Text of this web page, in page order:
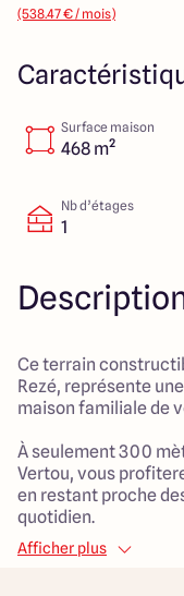
Maisons
23 Rue du Bel air
44470 Carquefou
(538.47 € / mois)
Surface maison
468 m²
Nb d’étages
1
Ce terrain
Rezé, représente
maison familiale de
À seulement 300
Vertou, vous
en restant proche
quotidien.
La localisation dans
écoles, aux
Afficher plus